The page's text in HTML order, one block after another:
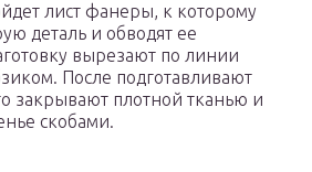
лист фанеры, к которому
деталь и обводят ее
вырезают по линии
После подготавливают
закрывают плотной тканью и
скобами.